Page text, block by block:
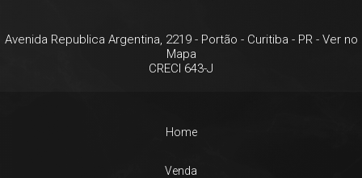
Avenida Republica Argentina, 2219- Portão - Curitiba - PR- Ver no
Mapa
CRECI 643-J
Home
Venda